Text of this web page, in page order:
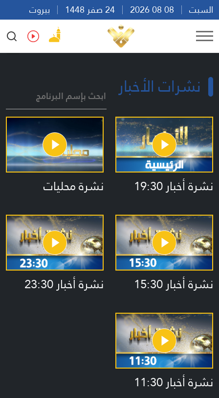
السبت
بيروت
09:37
Ar En Fr Es
نشرات الأخبار ابحث بإسم البرنامج
نشرة أخبار 19:30 نشرة محليات
نشرة أخبار 15:30 نشرة أخبار 23:30
نشرة أخبار 11:30